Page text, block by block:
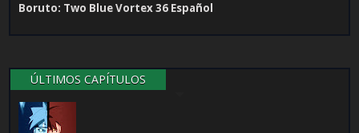
Boruto: Two Blue Vortex 36 Español
ÚLTIMOS CAPÍTULOS